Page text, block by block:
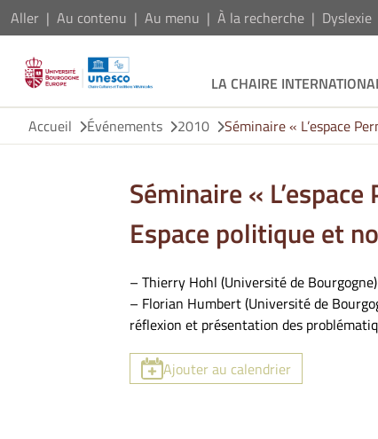
Aller Au contenu Au menu À la recherche Dyslexie
LA CHAIRE
Accueil
Événements 2010 Séminaire « L’espace
Séminaire «
Espace politique et
– Thierry Hohl (Université de
– Florian Humbert (Université de
réflexion et présentation des
Ajouter au calendrier